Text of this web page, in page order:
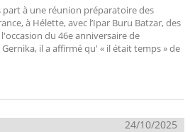
part à une réunion préparatoire des
à Hélette, avec l’Ipar Buru Batzar, des
du 46e anniversaire de
il a affirmé qu' « il était temps » de
24/10/2025